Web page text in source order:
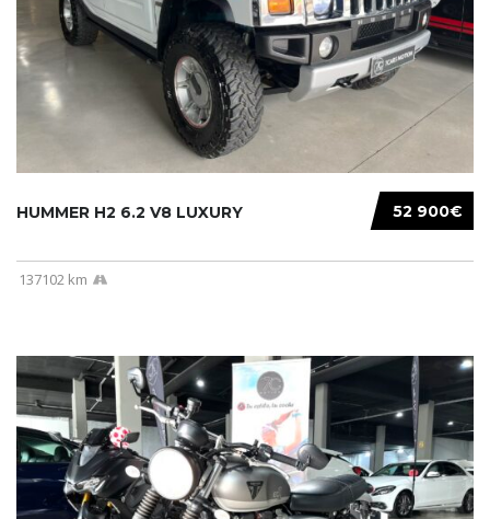
52 900€
HUMMER H2 6.2 V8 LUXURY
137102 km